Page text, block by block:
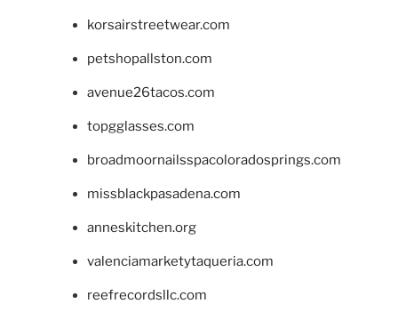
korsairstreetwear.com
petshopallston.com
avenue26tacos.com
topgglasses.com
broadmoornailsspacoloradosprings.com
missblackpasadena.com
anneskitchen.org
valenciamarketytaqueria.com
reefrecordsllc.com